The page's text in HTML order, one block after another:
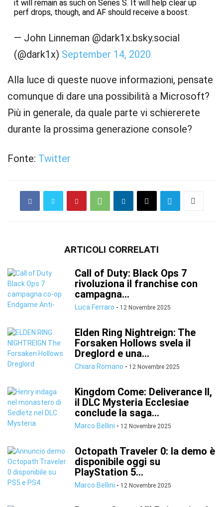
it will remain as such on Series S. It will help clear up
perf drops, though, and AF should receive a boost.
— John Linneman @dark1x.bsky.social
(@dark1x) September 14, 2020
Alla luce di queste nuove informazioni, pensate
comunque di dare una possibilità a Microsoft?
Più in generale, da quale parte vi schiererete
durante la prossima generazione console?
Fonte: Twitter
ARTICOLI CORRELATI
Call of Duty: Black Ops 7
rivoluziona il franchise con
campagna...
Luca Ferraro - 12 Novembre 2025
Elden Ring Nightreign: The
Forsaken Hollows svela il
Dreglord e una...
Chiara Romano - 12 Novembre 2025
Kingdom Come: Deliverance II,
il DLC Mysteria Ecclesiae
conclude la saga...
Marco Bellini - 12 Novembre 2025
Octopath Traveler 0: la demo è
disponibile oggi su
PlayStation 5...
Marco Bellini - 12 Novembre 2025